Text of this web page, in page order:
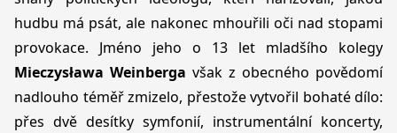
hudbu má psát, ale nakonec mhouřili oči nad stopami
provokace. Jméno jeho o 13 let mladšího kolegy
Mieczysława Weinberga však z obecného povědomí
nadlouho téměř zmizelo, přestože vytvořil bohaté dílo:
přes dvě desítky symfonií, instrumentální koncerty,